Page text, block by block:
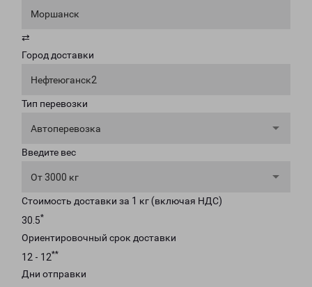
Моршанск
⇄
Город доставки
Нефтеюганск2
Тип перевозки
Автоперевозка
Введите вес
От 3000 кг
Стоимость доставки за 1 кг (включая НДС)
30.5*
Ориентировочный срок доставки
12 - 12**
Дни отправки